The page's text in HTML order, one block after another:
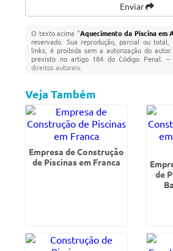
Enviar
O texto acima "Aquecimento da Piscina em
reservado. Sua reprodução, parcial ou total,
links, é proibida sem a autorização do
previsto no artigo 184 do Código Penal. –
direitos autorais
Veja Também
Empresa de Construção
de Piscinas em Franca
de